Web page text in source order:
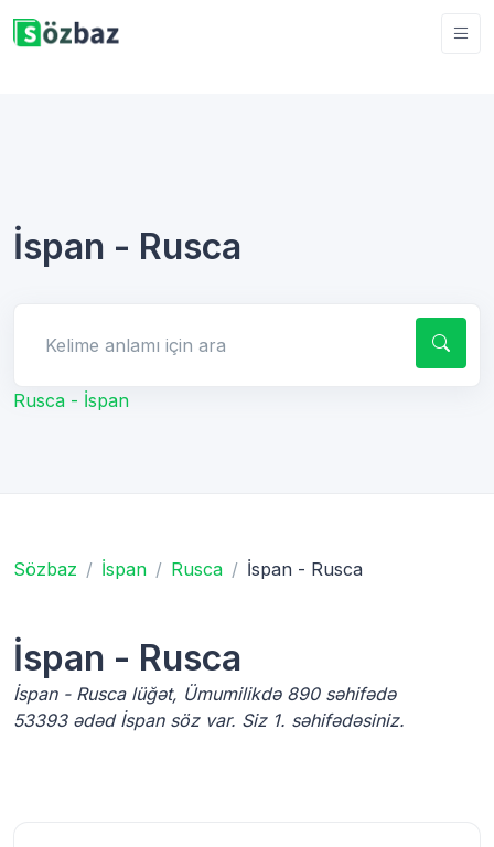
İspan - Rusca
Rusca - İspan
Sözbaz İspan Rusca İspan - Rusca
İspan - Rusca
İspan - Rusca lüğət, Ümumilikdə 890 səhifədə
53393 ədəd İspan söz var. Siz 1. səhifədəsiniz.